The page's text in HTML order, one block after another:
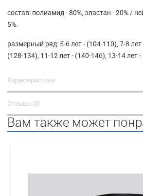
состав: полиамид - 80%, эластан - 20% /
5%.
размерный ряд: 5-6 лет - (104-110), 7-8
(128-134), 11-12 лет - (140-146), 13-14 лет
Характеристики
Отзывы (0)
Вам также может